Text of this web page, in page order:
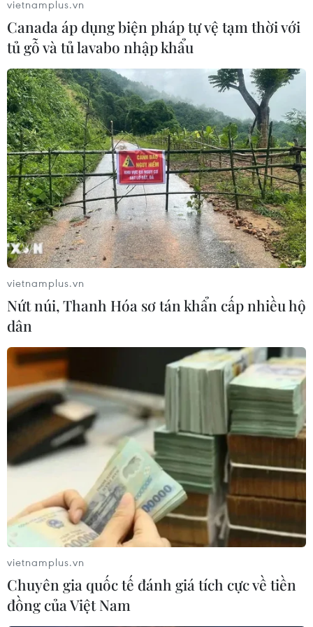
vietnamplus.vn
Canada áp dụng biện pháp tự vệ tạm thời với
tủ gỗ và tủ lavabo nhập khẩu
vietnamplus.vn
Nứt núi, Thanh Hóa sơ tán khẩn cấp nhiều hộ
dân
vietnamplus.vn
Chuyên gia quốc tế đánh giá tích cực về tiền
đồng của Việt Nam